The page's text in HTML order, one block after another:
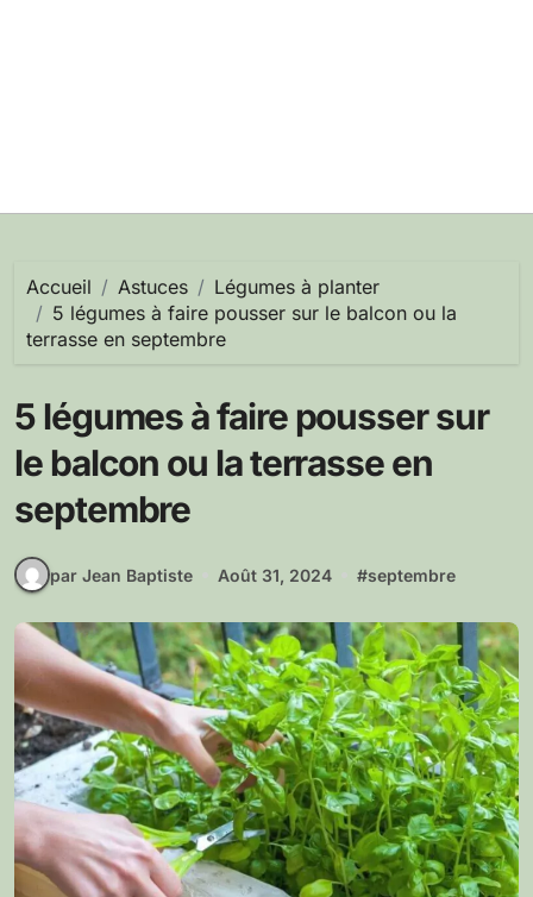
Accueil Astuces
Légumes à planter
5 légumes à faire pousser sur le balcon ou la
terrasse en septembre
5 légumes à faire pousser sur
le balcon ou la terrasse en
septembre
par Jean Baptiste Août 31, 2024 #septembre